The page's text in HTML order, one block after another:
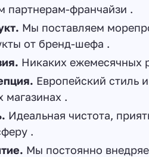
партнерам-франчайзи .
Мы поставляем
от бренд-шефа .
Никаких ежемесячных
Европейский стиль
магазинах .
Идеальная чистота,
.
Мы постоянно